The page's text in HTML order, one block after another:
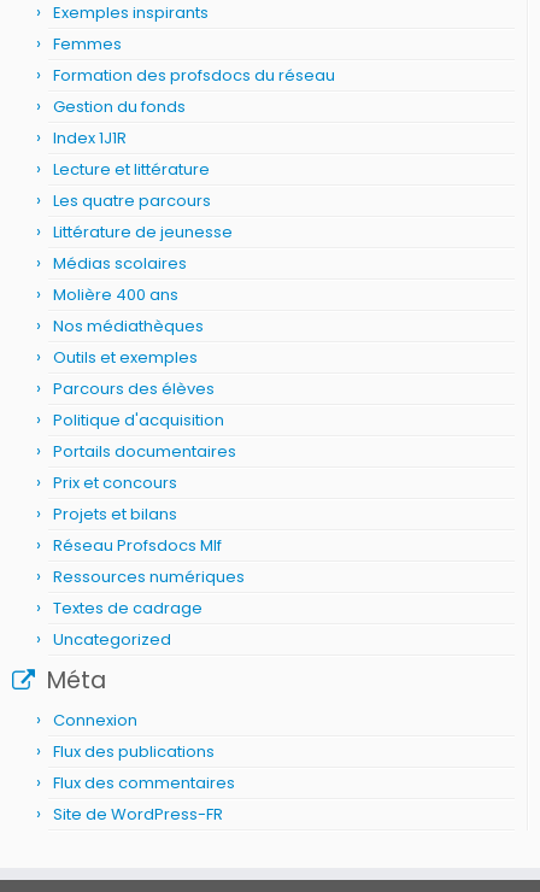
Exemples inspirants
Femmes
Formation des profsdocs du réseau
Gestion du fonds
Index 1J1R
Lecture et littérature
Les quatre parcours
Littérature de jeunesse
Médias scolaires
Molière 400 ans
Nos médiathèques
Outils et exemples
Parcours des élèves
Politique d'acquisition
Portails documentaires
Prix et concours
Projets et bilans
Réseau Profsdocs Mlf
Ressources numériques
Textes de cadrage
Uncategorized
Méta
Connexion
Flux des publications
Flux des commentaires
Site de WordPress-FR